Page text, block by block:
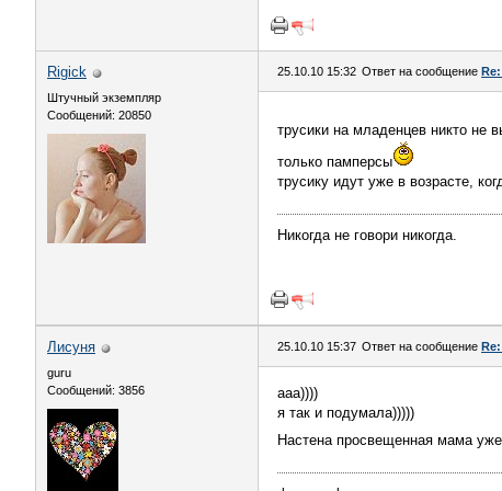
Rigick
Штучный экземпляр
Сообщений: 20850
25.10.10 15:32 Ответ на сообщение
трусики на младенцев никто не
только памперсы
трусику идут уже в возрасте,
Никогда не говори никогда.
Лисуня
guru
Сообщений: 3856
25.10.10 15:37 Ответ на сообщение
ааа))))
я так и подумала)))))
Настена просвещенная мама